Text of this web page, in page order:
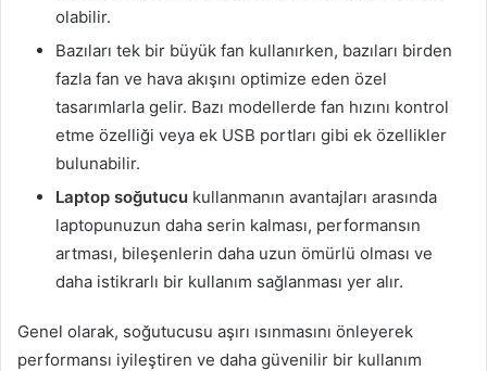
olabilir.
Bazıları tek bir büyük fan kullanırken, bazıları birden
fazla fan ve hava akışını optimize eden özel
tasarımlarla gelir. Bazı modellerde fan hızını kontrol
etme özelliği veya ek USB portları gibi ek özellikler
bulunabilir.
Laptop soğutucu kullanmanın avantajları arasında
laptopunuzun daha serin kalması, performansın
artması, bileşenlerin daha uzun ömürlü olması ve
daha istikrarlı bir kullanım sağlanması yer alır.
Genel olarak, soğutucusu aşırı ısınmasını önleyerek
performansı iyileştiren ve daha güvenilir bir kullanım